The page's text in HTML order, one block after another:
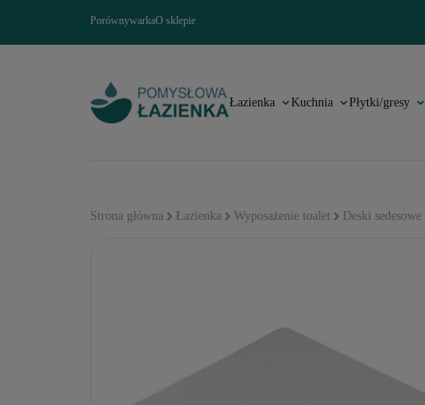
PorównywarkaO sklepie
Łazienka Kuchnia Płytki/gresy
Strona główna Łazienka Wyposażenie toalet Deski sedesowe